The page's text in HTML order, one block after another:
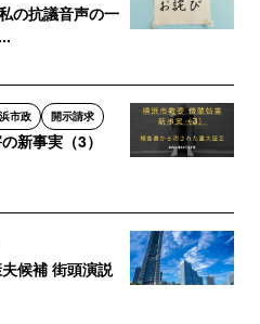
の抗議音声の一
市政 開示請求
の新事実（3）
候補 街頭演説